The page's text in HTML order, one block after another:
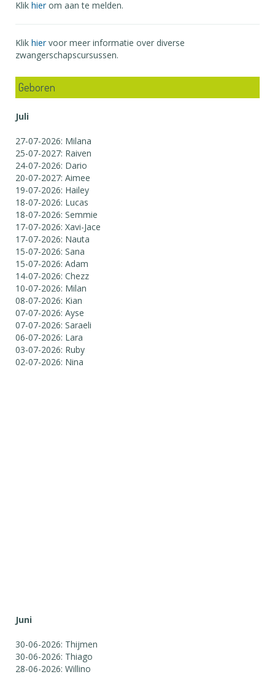
Klik hierom aan te melden.
Klik hiervoor meer informatie over diverse
zwangerschapscursussen.
Geboren
Juli
27-07-2026: Milana
25-07-2027: Raiven
24-07-2026: Dario
20-07-2027: Aimee
19-07-2026: Hailey
18-07-2026: Lucas
18-07-2026: Semmie
17-07-2026: Xavi-Jace
17-07-2026: Nauta
15-07-2026: Sana
15-07-2026: Adam
14-07-2026: Chezz
10-07-2026: Milan
08-07-2026: Kian
07-07-2026: Ayse
07-07-2026: Saraeli
06-07-2026: Lara
03-07-2026: Ruby
02-07-2026: Nina
Juni
30-06-2026: Thijmen
30-06-2026: Thiago
28-06-2026: Willino